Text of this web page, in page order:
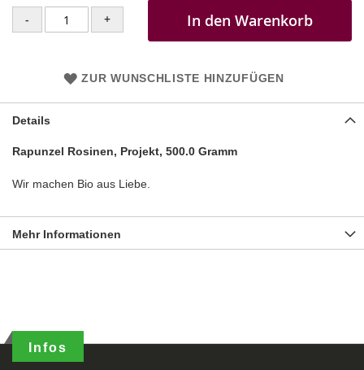
- + In den Warenkorb
ZUR WUNSCHLISTE HINZUFÜGEN
Details
Rapunzel Rosinen, Projekt, 500.0 Gramm
Wir machen Bio aus Liebe.
Mehr Informationen
Infos